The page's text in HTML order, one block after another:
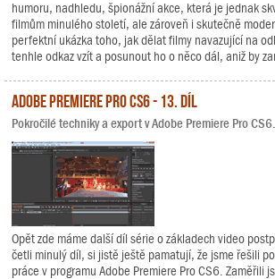
humoru, nadhledu, špionážní akce, která je jednak
filmům minulého století, ale zároveň i skutečně
perfektní ukázka toho, jak dělat filmy navazující na
tenhle odkaz vzít a posunout ho o něco dál, aniž by
Adobe Premiere Pro CS6 - 13. díl
Pokročilé techniky a export v Adobe Premiere Pro CS6.
Opět zde máme další díl série o základech video
četli minulý díl, si jistě ještě pamatují, že jsme řešili
práce v programu Adobe Premiere Pro CS6. Zaměřili